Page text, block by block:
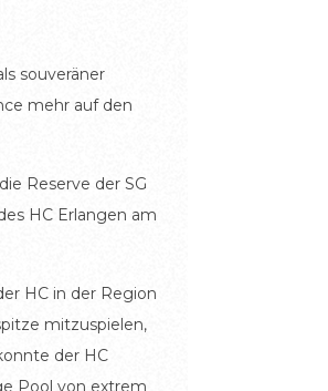
souveräner
mehr auf den
Reserve der SG
HC Erlangen am
HC in der Region
mitzuspielen,
der HC
Pool von extrem